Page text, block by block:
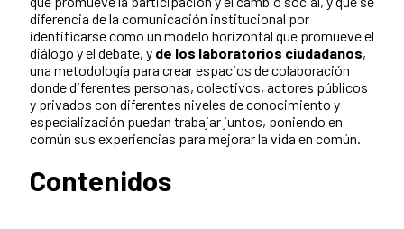
diferencia de la comunicación institucional por
identificarse como un modelo horizontal que promueve el
diálogo y el debate, y de los laboratorios ciudadanos,
una metodología para crear espacios de colaboración
donde diferentes personas, colectivos, actores públicos
y privados con diferentes niveles de conocimiento y
especialización puedan trabajar juntos, poniendo en
común sus experiencias para mejorar la vida en común.
Contenidos